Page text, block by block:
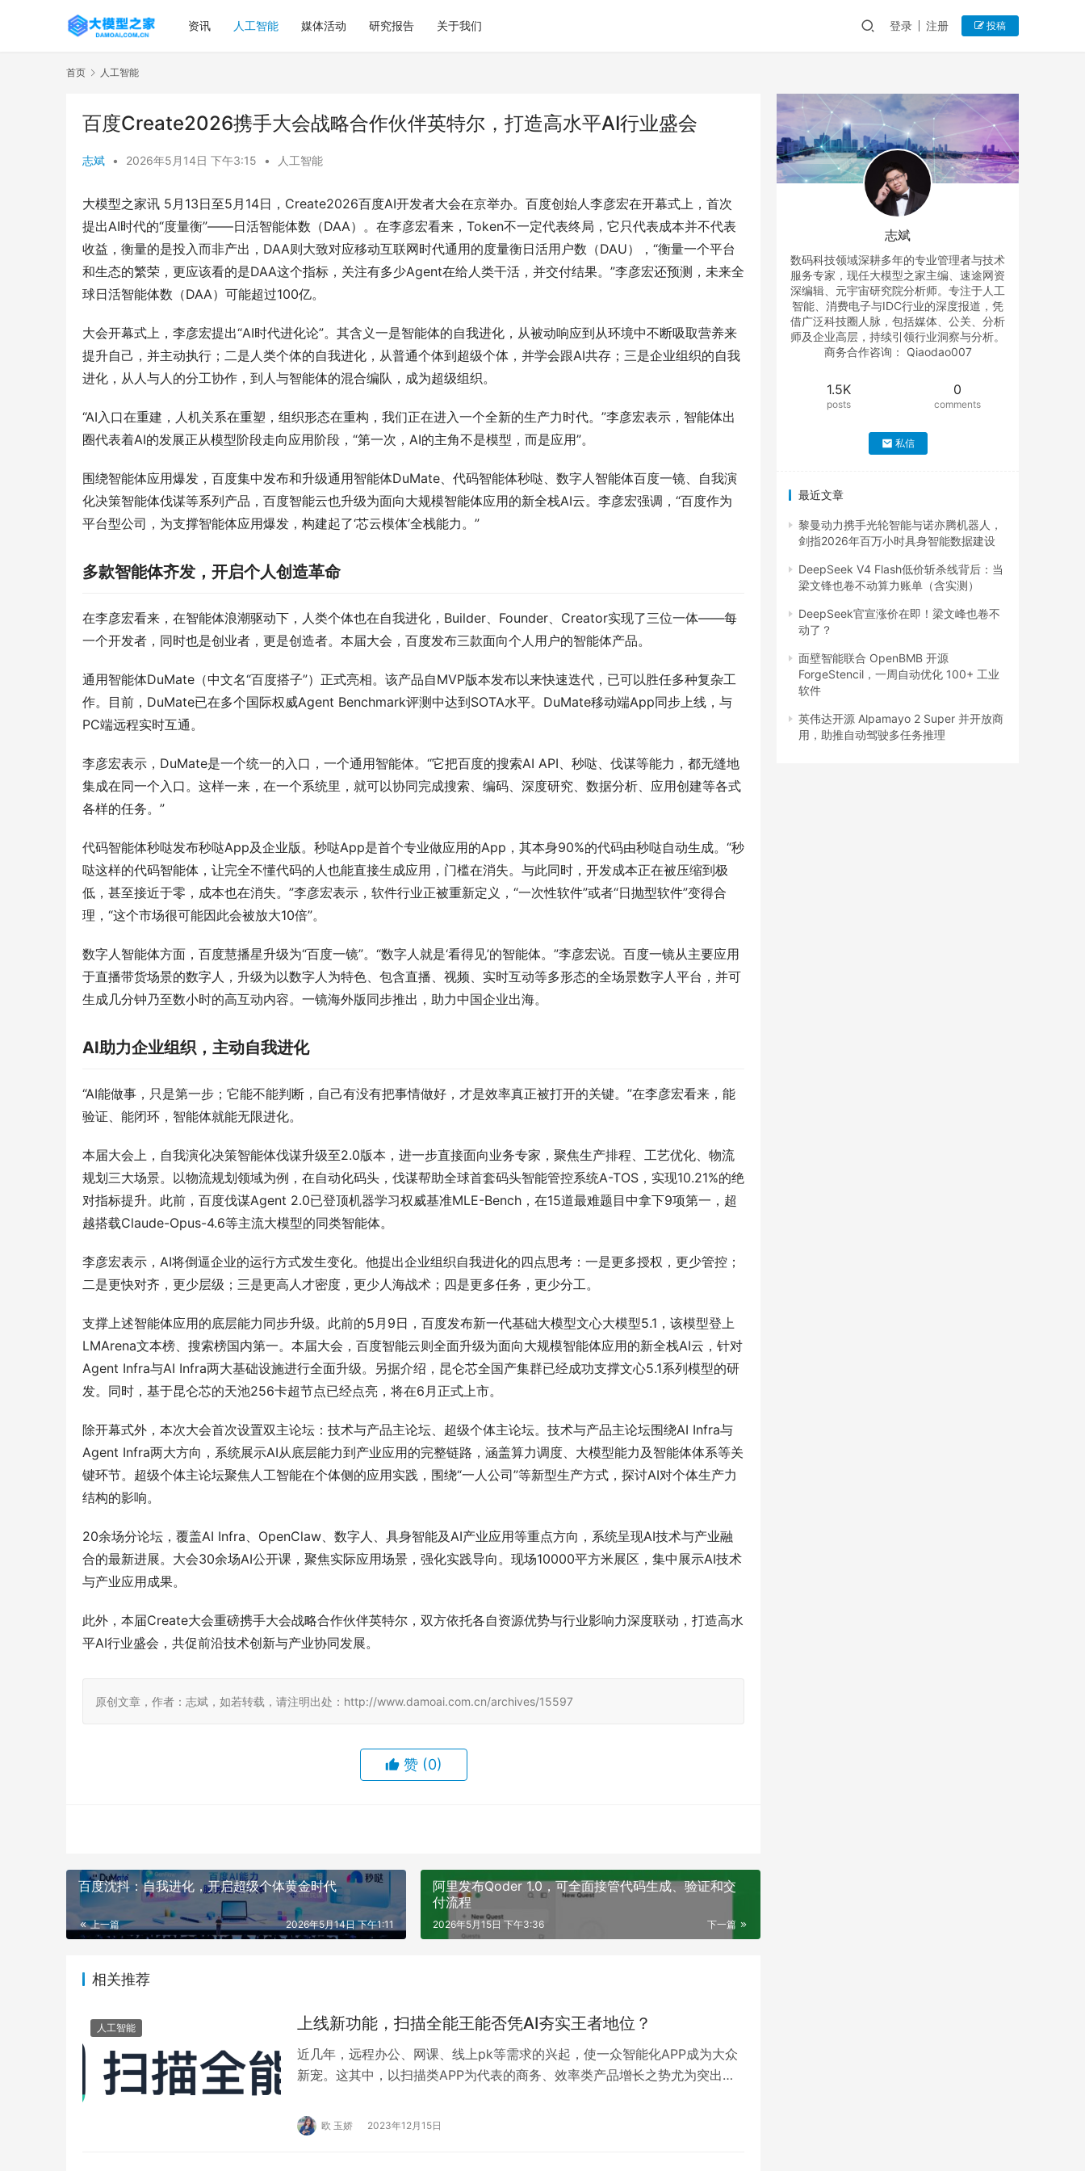
资讯 人工智能 媒体活动 研究报告 关于我们 登录 注册 投稿
首页 人工智能
百度Create2026携手大会战略合作伙伴英特尔，打造高水平AI行业盛会
志斌 • 2026年5月14日 下午3:15 • 人工智能
大模型之家讯 5月13日至5月14日，Create2026百度AI开发者大会在京举办。百度创始人李彦宏在开幕式上，首次
提出AI时代的“度量衡”——日活智能体数（DAA）。在李彦宏看来，Token不一定代表终局，它只代表成本并不代表
收益，衡量的是投入而非产出，DAA则大致对应移动互联网时代通用的度量衡日活用户数（DAU），“衡量一个平台
和生态的繁荣，更应该看的是DAA这个指标，关注有多少Agent在给人类干活，并交付结果。”李彦宏还预测，未来全
球日活智能体数（DAA）可能超过100亿。
大会开幕式上，李彦宏提出“AI时代进化论”。其含义一是智能体的自我进化，从被动响应到从环境中不断吸取营养来
提升自己，并主动执行；二是人类个体的自我进化，从普通个体到超级个体，并学会跟AI共存；三是企业组织的自我
进化，从人与人的分工协作，到人与智能体的混合编队，成为超级组织。
“AI入口在重建，人机关系在重塑，组织形态在重构，我们正在进入一个全新的生产力时代。”李彦宏表示，智能体出
圈代表着AI的发展正从模型阶段走向应用阶段，“第一次，AI的主角不是模型，而是应用”。
围绕智能体应用爆发，百度集中发布和升级通用智能体DuMate、代码智能体秒哒、数字人智能体百度一镜、自我演
化决策智能体伐谋等系列产品，百度智能云也升级为面向大规模智能体应用的新全栈AI云。李彦宏强调，“百度作为
平台型公司，为支撑智能体应用爆发，构建起了‘芯云模体’全栈能力。”
多款智能体齐发，开启个人创造革命
在李彦宏看来，在智能体浪潮驱动下，人类个体也在自我进化，Builder、Founder、Creator实现了三位一体——每
一个开发者，同时也是创业者，更是创造者。本届大会，百度发布三款面向个人用户的智能体产品。
通用智能体DuMate（中文名“百度搭子”）正式亮相。该产品自MVP版本发布以来快速迭代，已可以胜任多种复杂工
作。目前，DuMate已在多个国际权威Agent Benchmark评测中达到SOTA水平。DuMate移动端App同步上线，与
PC端远程实时互通。
李彦宏表示，DuMate是一个统一的入口，一个通用智能体。“它把百度的搜索AI API、秒哒、伐谋等能力，都无缝地
集成在同一个入口。这样一来，在一个系统里，就可以协同完成搜索、编码、深度研究、数据分析、应用创建等各式
各样的任务。”
代码智能体秒哒发布秒哒App及企业版。秒哒App是首个专业做应用的App，其本身90%的代码由秒哒自动生成。“秒
哒这样的代码智能体，让完全不懂代码的人也能直接生成应用，门槛在消失。与此同时，开发成本正在被压缩到极
低，甚至接近于零，成本也在消失。”李彦宏表示，软件行业正被重新定义，“一次性软件”或者“日抛型软件”变得合
理，“这个市场很可能因此会被放大10倍”。
数字人智能体方面，百度慧播星升级为“百度一镜”。“数字人就是‘看得见’的智能体。”李彦宏说。百度一镜从主要应用
于直播带货场景的数字人，升级为以数字人为特色、包含直播、视频、实时互动等多形态的全场景数字人平台，并可
生成几分钟乃至数小时的高互动内容。一镜海外版同步推出，助力中国企业出海。
AI助力企业组织，主动自我进化
“AI能做事，只是第一步；它能不能判断，自己有没有把事情做好，才是效率真正被打开的关键。”在李彦宏看来，能
验证、能闭环，智能体就能无限进化。
本届大会上，自我演化决策智能体伐谋升级至2.0版本，进一步直接面向业务专家，聚焦生产排程、工艺优化、物流
规划三大场景。以物流规划领域为例，在自动化码头，伐谋帮助全球首套码头智能管控系统A-TOS，实现10.21%的绝
对指标提升。此前，百度伐谋Agent 2.0已登顶机器学习权威基准MLE-Bench，在15道最难题目中拿下9项第一，超
越搭载Claude-Opus-4.6等主流大模型的同类智能体。
李彦宏表示，AI将倒逼企业的运行方式发生变化。他提出企业组织自我进化的四点思考：一是更多授权，更少管控；
二是更快对齐，更少层级；三是更高人才密度，更少人海战术；四是更多任务，更少分工。
支撑上述智能体应用的底层能力同步升级。此前的5月9日，百度发布新一代基础大模型文心大模型5.1，该模型登上
LMArena文本榜、搜索榜国内第一。本届大会，百度智能云则全面升级为面向大规模智能体应用的新全栈AI云，针对
Agent Infra与AI Infra两大基础设施进行全面升级。另据介绍，昆仑芯全国产集群已经成功支撑文心5.1系列模型的研
发。同时，基于昆仑芯的天池256卡超节点已经点亮，将在6月正式上市。
除开幕式外，本次大会首次设置双主论坛：技术与产品主论坛、超级个体主论坛。技术与产品主论坛围绕AI Infra与
Agent Infra两大方向，系统展示AI从底层能力到产业应用的完整链路，涵盖算力调度、大模型能力及智能体体系等关
键环节。超级个体主论坛聚焦人工智能在个体侧的应用实践，围绕“一人公司”等新型生产方式，探讨AI对个体生产力
结构的影响。
20余场分论坛，覆盖AI Infra、OpenClaw、数字人、具身智能及AI产业应用等重点方向，系统呈现AI技术与产业融
合的最新进展。大会30余场AI公开课，聚焦实际应用场景，强化实践导向。现场10000平方米展区，集中展示AI技术
与产业应用成果。
此外，本届Create大会重磅携手大会战略合作伙伴英特尔，双方依托各自资源优势与行业影响力深度联动，打造高水
平AI行业盛会，共促前沿技术创新与产业协同发展。
原创文章，作者：志斌，如若转载，请注明出处：http://www.damoai.com.cn/archives/15597
赞 (0)
百度沈抖：自我进化，开启超级个体黄金时代
上一篇 2026年5月14日 下午1:11
阿里发布Qoder 1.0，可全面接管代码生成、验证和交
付流程
下一篇
2026年5月15日 下午3:36
相关推荐
人工智能 上线新功能，扫描全能王能否凭AI夯实王者地位？
近几年，远程办公、网课、线上pk等需求的兴起，使一众智能化APP成为大众
新宠。这其中，以扫描类APP为代表的商务、效率类产品增长之势尤为突出，
欧 玉娇 2023年12月15日
志斌
数码科技领域深耕多年的专业管理者与技术
服务专家，现任大模型之家主编、速途网资
深编辑、元宇宙研究院分析师。专注于人工
智能、消费电子与IDC行业的深度报道，凭
借广泛科技圈人脉，包括媒体、公关、分析
师及企业高层，持续引领行业洞察与分析。
商务合作咨询： Qiaodao007
1.5K
posts
0
comments
私信
最近文章
黎曼动力携手光轮智能与诺亦腾机器人，
剑指2026年百万小时具身智能数据建设
DeepSeek V4 Flash低价斩杀线背后：当
梁文锋也卷不动算力账单（含实测）
DeepSeek官宣涨价在即！梁文峰也卷不
动了？
面壁智能联合 OpenBMB 开源
ForgeStencil，一周自动优化 100+ 工业
软件
英伟达开源 Alpamayo 2 Super 并开放商
用，助推自动驾驶多任务推理